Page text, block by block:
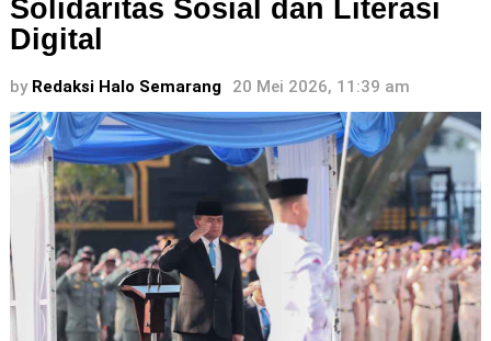
Solidaritas Sosial dan Literasi
Digital
by Redaksi Halo Semarang 20 Mei 2026, 11:39 am